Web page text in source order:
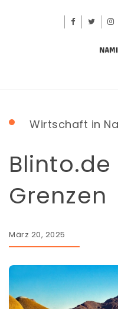
Wirtschaft in
Grenzen
März 20, 2025